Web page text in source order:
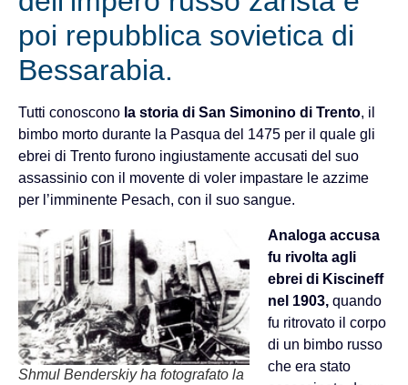
poi repubblica sovietica di
Bessarabia.
Tutti conoscono la storia di San Simonino di Trento, il
bimbo morto durante la Pasqua del 1475 per il quale gli
ebrei di Trento furono ingiustamente accusati del suo
assassinio con il movente di voler impastare le azzime
per l’imminente Pesach, con il suo sangue.
Shmul Benderskiy ha fotografato la
Analoga accusa
fu rivolta agli
ebrei di Kiscineff
nel 1903, quando
fu ritrovato il corpo
di un bimbo russo
che era stato